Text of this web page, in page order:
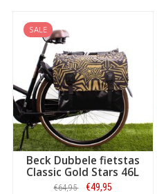
SALE
Beck Dubbele fietstas
Classic Gold Stars 46L
€64,95 €49,95